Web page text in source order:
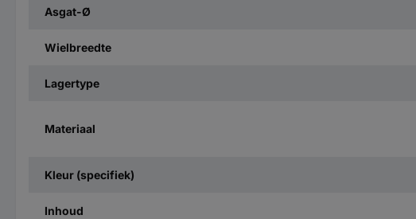
Asgat-Ø
Wielbreedte
Lagertype
Materiaal
Kleur (specifiek)
Inhoud